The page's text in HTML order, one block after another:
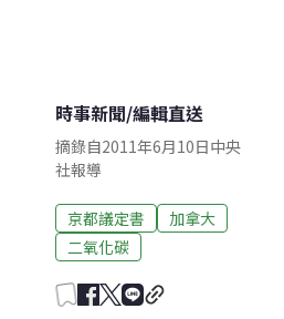
時事新聞/編輯直送
摘錄自2011年6月10日中央
社報導
京都議定書
加拿大
二氧化碳